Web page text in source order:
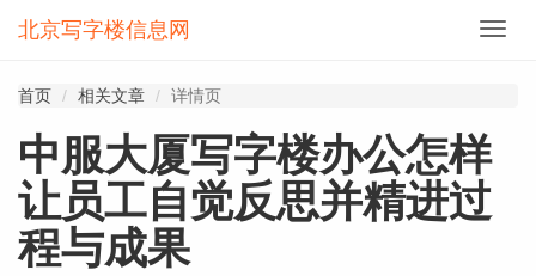
切
北京写字楼信息网
首页 相关文章 详情页
中服大厦写字楼办公怎样
让员工自觉反思并精进过
程与成果